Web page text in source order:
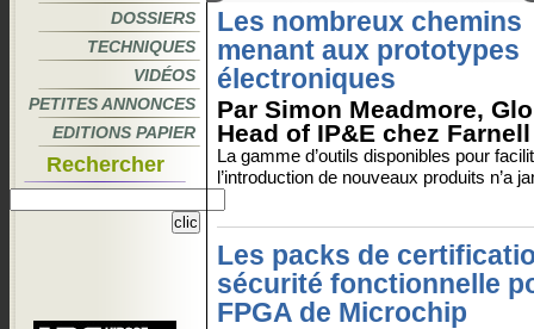
DOSSIERS
TECHNIQUES
VIDÉOS
PETITES ANNONCES
EDITIONS PAPIER
Rechercher
Les nombreux chemins
menant aux prototypes
électroniques
Par Simon Meadmore,
Head of IP&E chez Farnell
La gamme d’outils disponibles pour
l’introduction de nouveaux produits n’a
Les packs de
sécurité fonctionnelle
FPGA de Microchip